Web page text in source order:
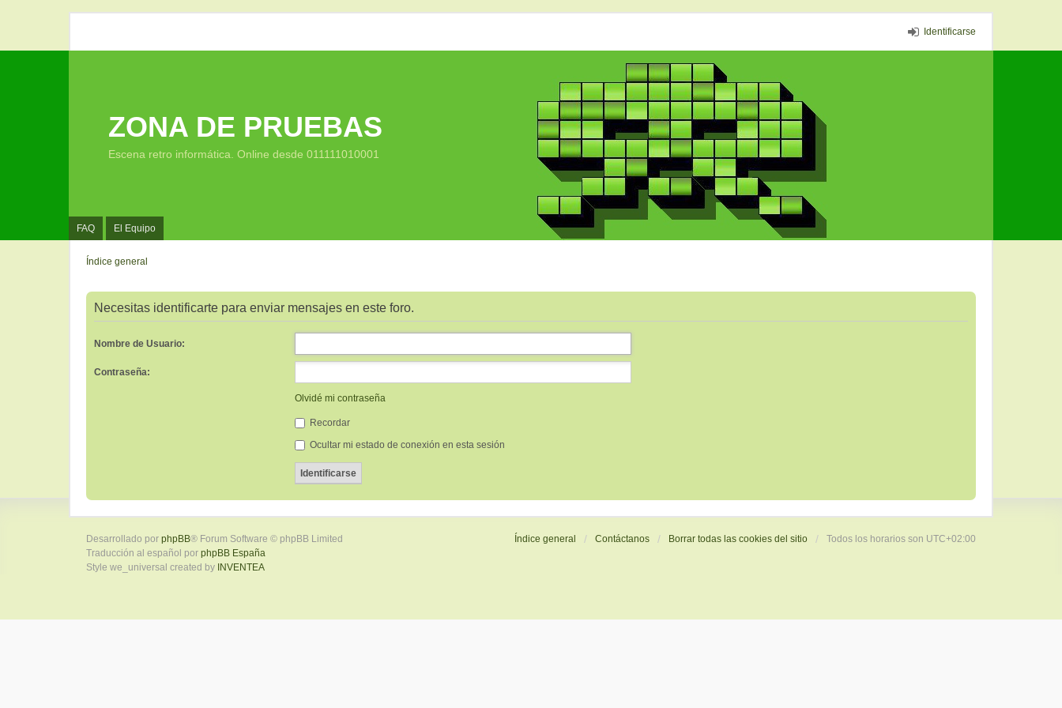
Identificarse
FAQ El Equipo
ZONA DE PRUEBAS
Escena retro informática. Online desde 011111010001
Índice general
Necesitas identificarte para enviar mensajes en este foro.
Nombre de Usuario:
Contraseña:
Olvidé mi contraseña
Recordar
Ocultar mi estado de conexión en esta sesión
Índice general Contáctanos Borrar todas las cookies del sitio Todos los horarios son UTC+02:00
Desarrollado por phpBB® Forum Software © phpBB Limited
Traducción al español por phpBB España
Style we_universal created by INVENTEA